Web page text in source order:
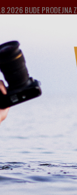
BUDE PRODEJNA
POŠTOVNÉ
V této